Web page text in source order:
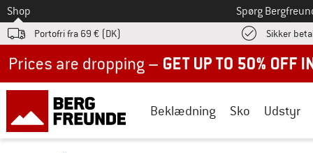
Til
Shop Spørg
Portofri fra 69 € (DK) Sikker
Beklædning Sko Udstyr